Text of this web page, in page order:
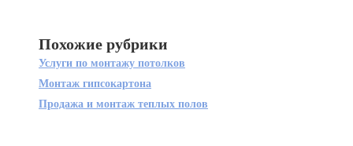
Похожие рубрики
Услуги по монтажу потолков
Монтаж гипсокартона
Продажа и монтаж теплых полов